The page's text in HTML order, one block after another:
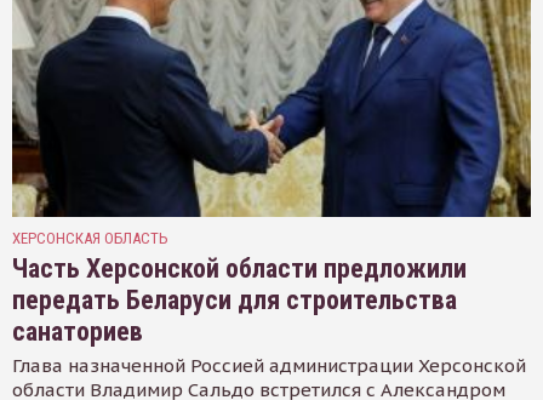
ХЕРСОНСКАЯ ОБЛАСТЬ
Часть Херсонской области предложили
передать Беларуси для строительства
санаториев
Глава назначенной Россией администрации Херсонской
области Владимир Сальдо встретился с Александром